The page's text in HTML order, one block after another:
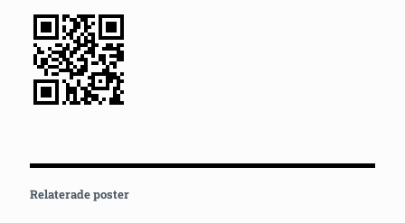
Relaterade poster